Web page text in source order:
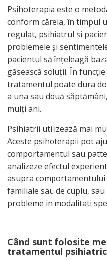
Psihoterapia este o
conform căreia, în timpul
regulat, psihiatrul şi
problemele şi
pacientul să înţeleagă
găsească soluţii. În
tratamentul poate dura
a una sau două
mulţi ani.
Psihiatrii utilizează mai
Aceste psihoterapii pot
comportamentul sau
analizeze efectul
asupra
familiale sau de cuplu,
probleme in modalitati
Când sunt folosite
tratamentul psihiatric